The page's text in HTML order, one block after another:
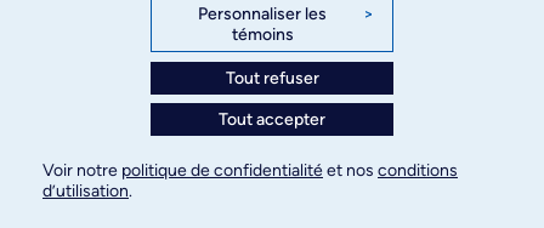
3744, rue Jean-Brillant, bureau 490
Montréal (Québec) H3T 1P1
Paramètres des témoins
© Université de Montréal, 2026. Tous droits
Personnaliser les
témoins
>
Tout refuser
Tout accepter
Voir notre politique de confidentialitéet nos conditions
d’utilisation.